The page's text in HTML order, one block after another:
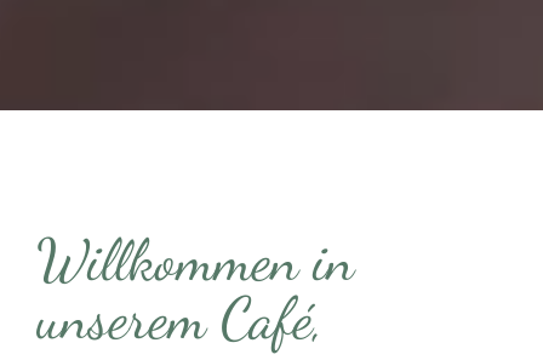
Willkommen in
unserem Café,